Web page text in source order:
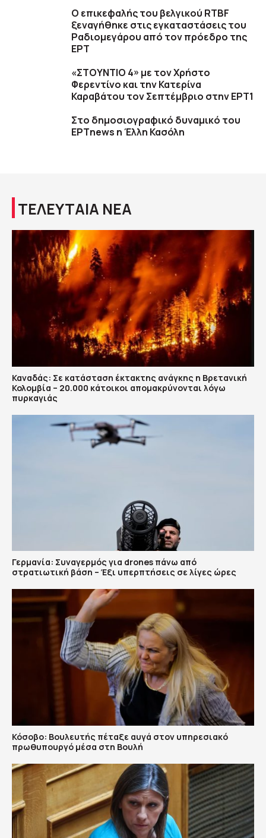
O επικεφαλής του βελγικού RTBF
ξεναγήθηκε στις εγκαταστάσεις του
Ραδιομεγάρου από τον πρόεδρο της
ΕΡΤ
«ΣΤΟΥΝΤΙΟ 4» με τον Χρήστο
Φερεντίνο και την Κατερίνα
Καραβάτου τον Σεπτέμβριο στην ΕΡΤ1
Στο δημοσιογραφικό δυναμικό του
ΕΡΤnews η Έλλη Κασόλη
ΤΕΛΕΥΤΑΙΑ ΝΕΑ
Καναδάς: Σε κατάσταση έκτακτης ανάγκης η Βρετανική
Κολομβία – 20.000 κάτοικοι απομακρύνονται λόγω
πυρκαγιάς
Γερμανία: Συναγερμός για drones πάνω από
στρατιωτική βάση – Έξι υπερπτήσεις σε λίγες ώρες
Κόσοβο: Βουλευτής πέταξε αυγά στον υπηρεσιακό
πρωθυπουργό μέσα στη Βουλή